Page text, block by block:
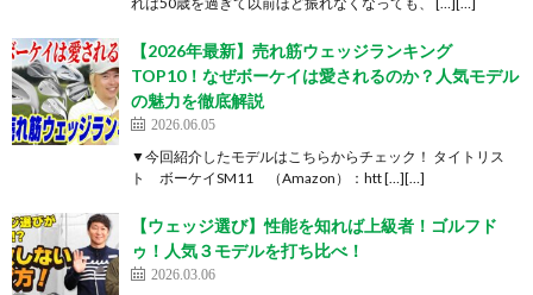
【2026年最新】売れ筋ウェッジランキング
TOP10！なぜボーケイは愛されるのか？人気モデル
の魅力を徹底解説
2026.06.05
▼今回紹介したモデルはこちらからチェック！ タイトリス
ト ボーケイSM11 （Amazon）：htt […][…]
【ウェッジ選び】性能を知れば上級者！ゴルフド
ゥ！人気３モデルを打ち比べ！
2026.03.06